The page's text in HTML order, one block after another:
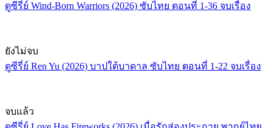
ดูซีรี่ย์ Wind-Born Warriors (2026) ซับไทย ตอนที่ 1-36 จบเรื่อง
ยังไม่จบ
ดูซีรี่ย์ Ren Yu (2026) บาปใต้บาดาล ซับไทย ตอนที่ 1-22 จบเรื่อง
จบแล้ว